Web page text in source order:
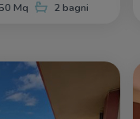
Mq 2 bagni